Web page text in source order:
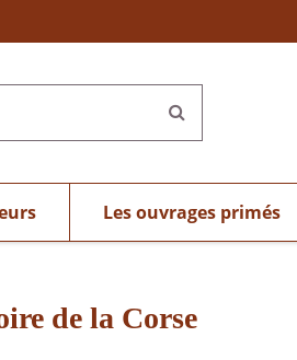
Les ouvrages primés
de la Corse